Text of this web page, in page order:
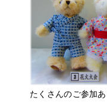
たくさんのご参加